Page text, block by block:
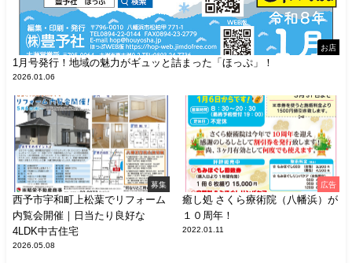
お店
1月号発行！地域の魅力がギュッと詰まった「ほっぷ」！
2026.01.06
募集
西予市宇和町上松葉でリフォーム
内覧会開催｜日当たり良好な
4LDK中古住宅
2026.05.08
広告
癒し処 さくら療術院（八幡浜）が
１０周年！
2022.01.11